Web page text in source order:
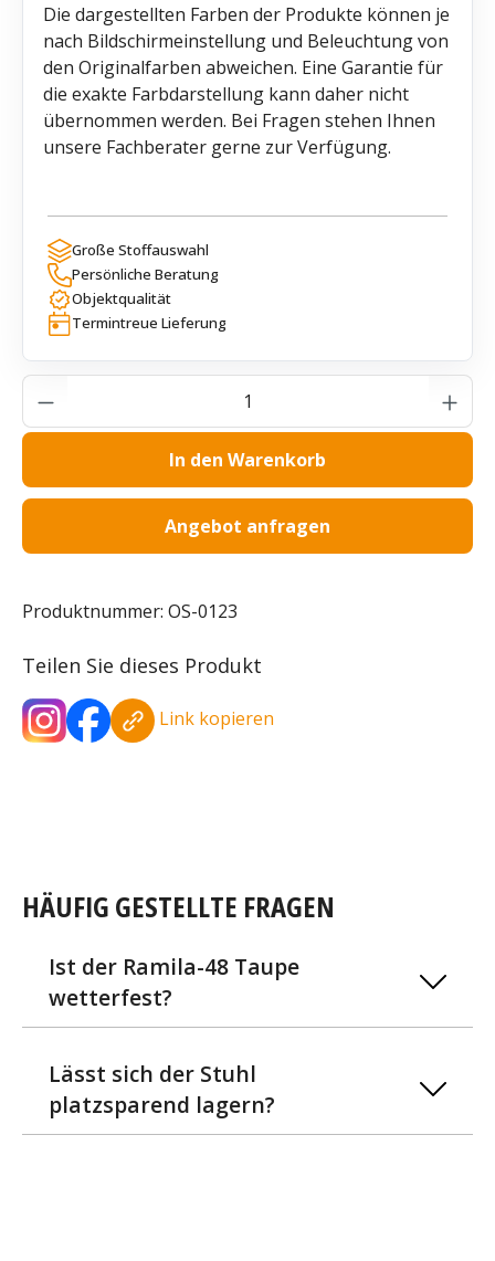
Die dargestellten Farben der Produkte können je
nach Bildschirmeinstellung und Beleuchtung von
den Originalfarben abweichen. Eine Garantie für
die exakte Farbdarstellung kann daher nicht
übernommen werden. Bei Fragen stehen Ihnen
unsere Fachberater gerne zur Verfügung.
Große Stoffauswahl
Persönliche Beratung
Objektqualität
Termintreue Lieferung
Produkt Anzahl: Gib den gewünschten
In den Warenkorb
Angebot anfragen
Produktnummer: OS-0123
Teilen Sie dieses Produkt
Link kopieren
HÄUFIG GESTELLTE FRAGEN
Ist der Ramila-48 Taupe
wetterfest?
Lässt sich der Stuhl
platzsparend lagern?